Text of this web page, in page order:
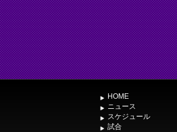
HOME
ニュース
スケジュール
試合